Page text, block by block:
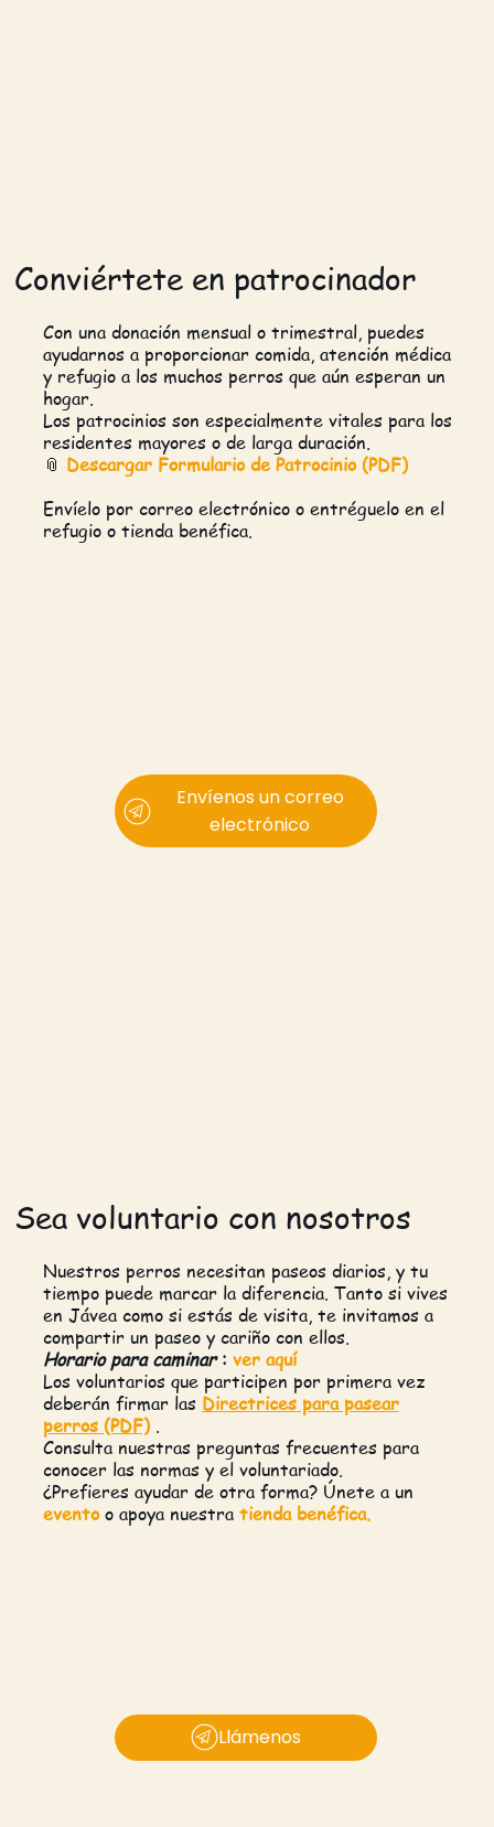
Conviértete en patrocinador
Con una donación mensual o trimestral, puedes
ayudarnos a proporcionar comida, atención médica
y refugio a los muchos perros que aún esperan un
hogar.
Los patrocinios son especialmente vitales para los
residentes mayores o de larga duración.
📎 Descargar Formulario de Patrocinio (PDF)
Envíelo por correo electrónico o entréguelo en el
refugio o tienda benéfica.
Envíenos un correo
electrónico
Sea voluntario con nosotros
Nuestros perros necesitan paseos diarios, y tu
tiempo puede marcar la diferencia. Tanto si vives
en Jávea como si estás de visita, te invitamos a
compartir un paseo y cariño con ellos.
Horario para caminar: ver aquí
Los voluntarios que participen por primera vez
deberán firmar las Directrices para pasear
perros (PDF).
Consulta nuestras preguntas frecuentes para
conocer las normas y el voluntariado.
¿Prefieres ayudar de otra forma? Únete a un
eventoo apoya nuestra tienda benéfica.
Llámenos